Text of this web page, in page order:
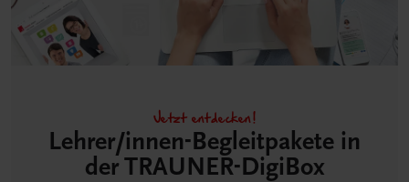
Jetzt entdecken!
Lehrer/innen-Begleitpakete in
der TRAUNER-DigiBox